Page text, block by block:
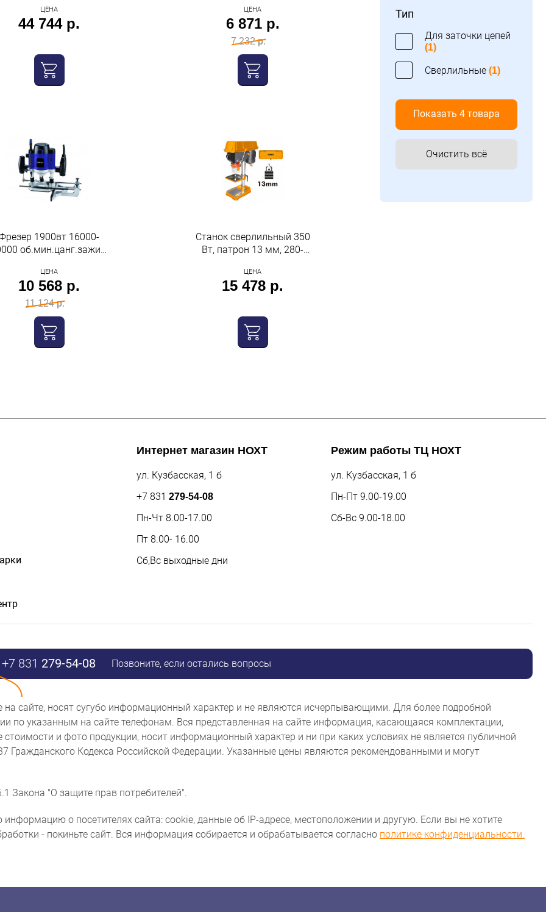
Тип
Для заточки цепей
(1)
Сверлильные (1)
Показать 4 товара
Очистить всё
многофункциональный.
нож 250 диск
ЦЕНА
44 744 р.
ЦЕНА
6 871 р.
7 232 р.
1900вт 16000-
об.мин.цанг.зажим
5,5кг Oasis
ЦЕНА
10 568 р.
11 124 р.
Станок сверлильный 350
Вт, патрон 13 мм, 280-
Ingco
ЦЕНА
15 478 р.
Интернет магазин НОХТ
ул. Кузбасская, 1 б
+7 831 279-54-08
Пн-Чт 8.00-17.00
Пт 8.00- 16.00
Сб,Вс выходные дни
Режим работы ТЦ НОХТ
ул. Кузбасская, 1 б
Пн-Пт 9.00-19.00
Сб-Вс 9.00-18.00
+7 831 279-54-08 Позвоните, если остались вопросы
сайте, носят сугубо информационный характер и не являются исчерпывающими. Для более подробной
по указанным на сайте телефонам. Вся представленная на сайте информация, касающаяся комплектации,
стоимости и фото продукции, носит информационный характер и ни при каких условиях не является публичной
Гражданского Кодекса Российской Федерации. Указанные цены являются рекомендованными и могут
Закона "О защите прав потребителей".
о посетителях сайта: cookie, данные об IP-адресе, местоположении и другую. Если вы не хотите
- покиньте сайт. Вся информация собирается и обрабатывается согласно политике конфиденциальности.